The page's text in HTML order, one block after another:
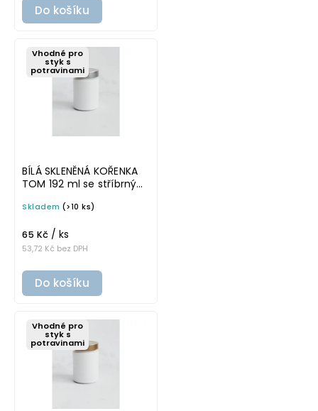
Do košíku
Vhodné pro
styk s
potravinami
BÍLÁ SKLENĚNÁ KOŘENKA
TOM 192 ml se stříbrným
Skladem (>10 ks)
53,72 Kč bez DPH
65 Kč / ks
Do košíku
Vhodné pro
styk s
potravinami